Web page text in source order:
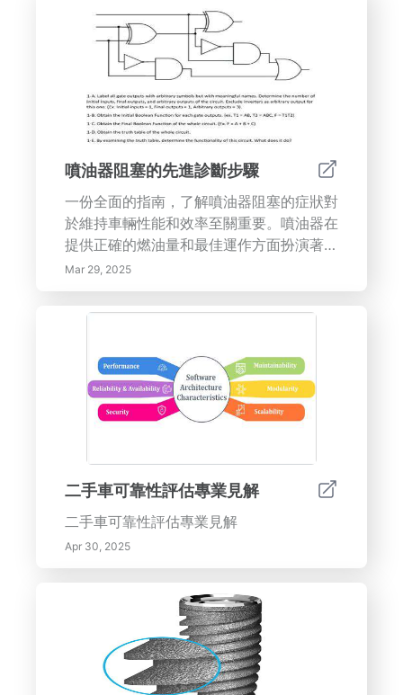
噴油器阻塞的先進診斷步驟
一份全面的指南，了解噴油器阻塞的症狀對
於維持車輛性能和效率至關重要。噴油器在
提供正確的燃油量和最佳運作方面扮演著至
關重要的角色。
Mar 29, 2025
二手車可靠性評估專業見解
二手車可靠性評估專業見解
Apr 30, 2025